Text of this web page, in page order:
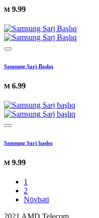
M 9.99
Samsung Şarj Başlıq
M 6.99
Samsung Şarj başlıq
M 9.99
1
2
Növbəti